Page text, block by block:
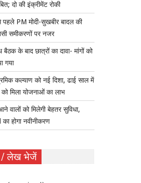
दो की इंक्रीमेंट रोकी
PM मोदी-सुखबीर बादल की
समीकरणों पर नजर
के बाद छात्रों का दावा- मांगों को
गया
कल्याण को नई दिशा, ढाई साल में
को मिला योजनाओं का लाभ
वालों को मिलेगी बेहतर सुविधा,
होगा नवीनीकरण
/ लेख भेजें